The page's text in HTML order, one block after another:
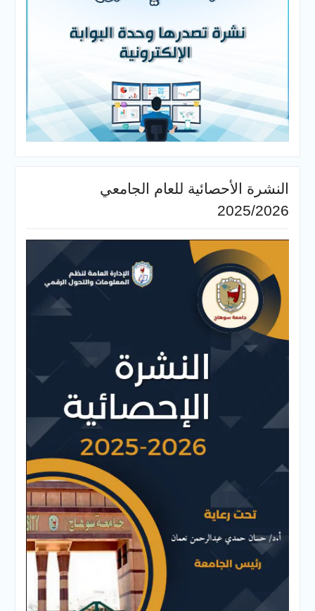
النشرة الأحصائية للعام الجامعي
2025/2026